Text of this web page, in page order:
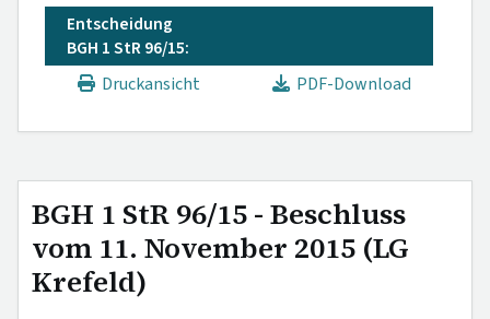
Entscheidung
BGH 1 StR 96/15:
Druckansicht
PDF-Download
BGH 1 StR 96/15 - Beschluss
vom 11. November 2015 (LG
Krefeld)